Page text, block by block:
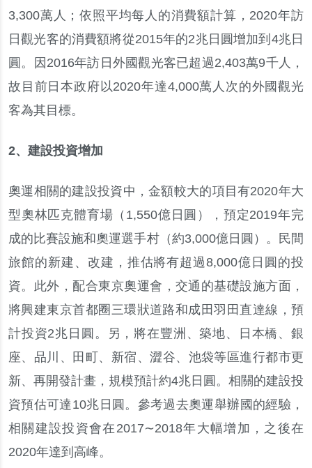
3,300萬人 ； 依照平均每人的消費額計算 ， 2020年訪
日觀光客的消費額將從2015年的2兆日圓增加到 4兆日
圓 。 因 2016年訪日外國觀光客已超過2,403萬9千人 ，
故目前日本政府以2020年達4,000萬人次的外國觀光
客為其目標。
2、 建設投資增加
奧運相關的建設投資中 ，金額較大的項目有2020年大
型奧林匹克體育場 （ 1,550億日圓 ） ， 預定2019年完
成的比賽設施和奧運選手村（約3,000億日圓 ） 。
民間
旅館的新建 、 改建 ， 推估將有超過8,000億日圓的投
資。 此外 ， 配合東京奧運會 ， 交通的基礎設施方面 ，
將興建東京首都圈三環狀道路和成田羽田直達線 ，預
計投資2兆日圓 。 另 ， 將在豐洲 、築地、 日本橋 、銀
座、 品川 、 田町 、 新宿 、澀谷、 池袋等區進行都市更
新、 再開發計畫 ， 規模預計約4兆日圓 。 相關的建設投
資預估可達 10兆日圓 。 參考過去奧運舉辦國的經驗 ，
相關建設投資會在 2017∼2018年大幅增加 ， 之後在
2020年達到高峰。